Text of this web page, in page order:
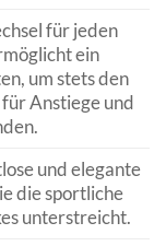
für jeden
ein
um stets den
Anstiege und
und elegante
die sportliche
unterstreicht.